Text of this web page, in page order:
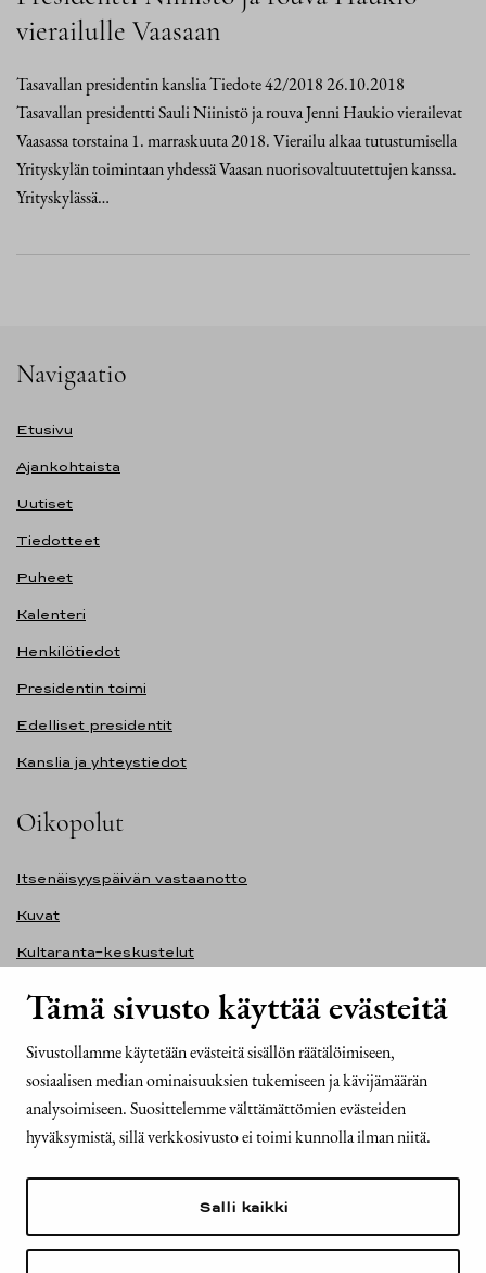
Tämä sivusto käyttää evästeitä
Sivustollamme käytetään evästeitä sisällön räätälöimiseen,
sosiaalisen median ominaisuuksien tukemiseen ja kävijämäärän
analysoimiseen. Suosittelemme välttämättömien evästeiden
hyväksymistä, sillä verkkosivusto ei toimi kunnolla ilman niitä.
Salli kaikki
vierailulle Vaasaan
Tasavallan presidentin kanslia Tiedote 42/2018 26.10.2018
Tasavallan presidentti Sauli Niinistö ja rouva Jenni Haukio vierailevat
Vaasassa torstaina 1. marraskuuta 2018. Vierailu alkaa tutustumisella
Yrityskylän toimintaan yhdessä Vaasan nuorisovaltuutettujen kanssa.
Yrityskylässä…
Navigaatio
Etusivu
Ajankohtaista
Uutiset
Tiedotteet
Puheet
Kalenteri
Henkilötiedot
Presidentin toimi
Edelliset presidentit
Kanslia ja yhteystiedot
Oikopolut
Itsenäisyyspäivän vastaanotto
Kuvat
Kultaranta-keskustelut
Presidentti.fi-sivuston saavutettavuusseloste
Yhteystiedot
Mariankatu 2
Puh. 029 522 6000